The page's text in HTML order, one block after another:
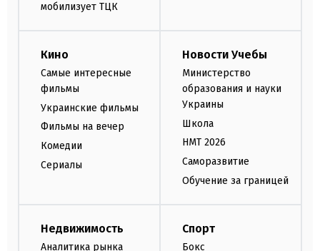
мобилизует ТЦК
Кино
Самые интересные
фильмы
Украинские фильмы
Фильмы на вечер
Комедии
Сериалы
Новости Учебы
Министерство
образования и науки
Украины
Школа
НМТ 2026
Саморазвитие
Обучение за границей
Недвижимость
Аналитика рынка
Спорт
Бокс